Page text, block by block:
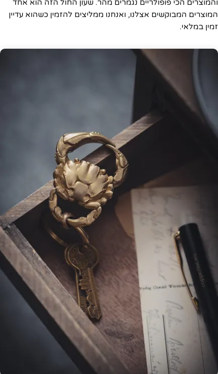
והמוצרים הכי פופולריים נגמרים מהר. שעון החול הזה הוא אחד
המוצרים המבוקשים אצלנו, ואנחנו ממליצים להזמין כשהוא עדיין
זמין במלאי.